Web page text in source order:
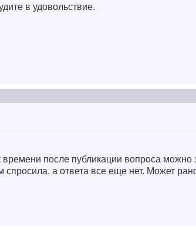
в удовольствие.
после публикации вопроса можно
а ответа все еще нет. Может